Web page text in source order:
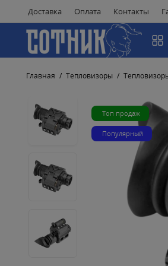
Доставка Оплата Контакты
Главная Тепловизоры
Топ продаж
Популярный